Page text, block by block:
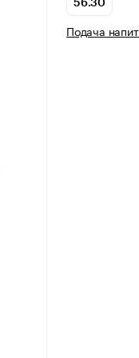
56.30
Подача